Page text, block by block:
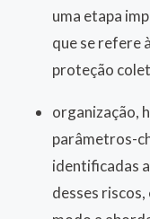
uma etapa
que se refere
proteção
organização,
parâmetros-
identificadas
desses